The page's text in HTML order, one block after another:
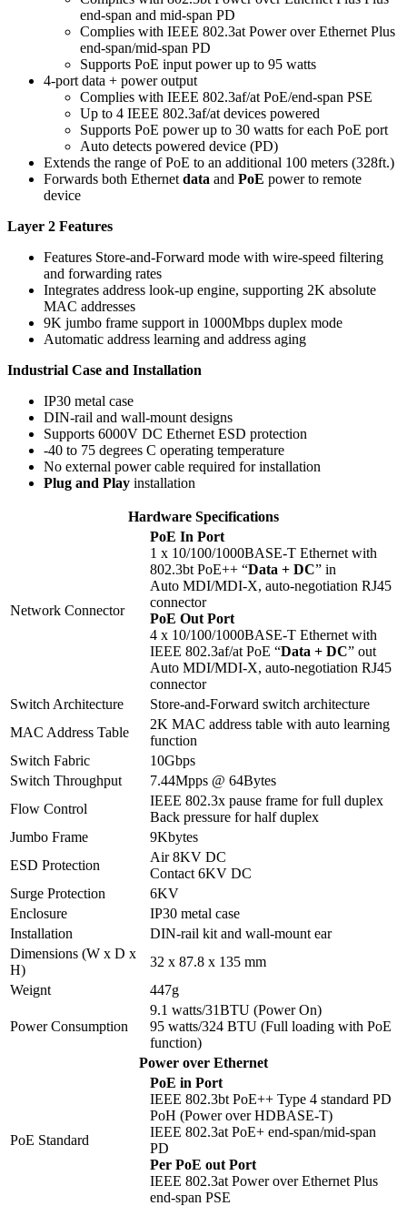
end-span and mid-span PD
Complies with IEEE 802.3at Power over Ethernet Plus
end-span/mid-span PD
Supports PoE input power up to 95 watts
4-port data + power output
Complies with IEEE 802.3af/at PoE/end-span PSE
Up to 4 IEEE 802.3af/at devices powered
Supports PoE power up to 30 watts for each PoE port
Auto detects powered device (PD)
Extends the range of PoE to an additional 100 meters (328ft.)
Forwards both Ethernet data and PoE power to remote
device
Layer 2 Features
Features Store-and-Forward mode with wire-speed filtering
and forwarding rates
Integrates address look-up engine, supporting 2K absolute
MAC addresses
9K jumbo frame support in 1000Mbps duplex mode
Automatic address learning and address aging
Industrial Case and Installation
IP30 metal case
DIN-rail and wall-mount designs
Supports 6000V DC Ethernet ESD protection
-40 to 75 degrees C operating temperature
No external power cable required for installation
Plug and Play installation
Hardware Specifications
Network Connector
PoE In Port
1 x 10/100/1000BASE-T Ethernet with
802.3bt PoE++ “Data + DC” in
Auto MDI/MDI-X, auto-negotiation RJ45
connector
PoE Out Port
4 x 10/100/1000BASE-T Ethernet with
IEEE 802.3af/at PoE “Data + DC” out
Auto MDI/MDI-X, auto-negotiation RJ45
connector
Switch Architecture
Store-and-Forward switch architecture
MAC Address Table
2K MAC address table with auto learning
function
Switch Fabric
10Gbps
Switch Throughput
7.44Mpps @ 64Bytes
Flow Control
IEEE 802.3x pause frame for full duplex
Back pressure for half duplex
Jumbo Frame
9Kbytes
ESD Protection
Air 8KV DC
Contact 6KV DC
Surge Protection
6KV
Enclosure
IP30 metal case
Installation
DIN-rail kit and wall-mount ear
Dimensions (W x D x
H)
32 x 87.8 x 135 mm
Weignt
447g
Power Consumption
9.1 watts/31BTU (Power On)
95 watts/324 BTU (Full loading with PoE
function)
Power over Ethernet
PoE Standard
PoE in Port
IEEE 802.3bt PoE++ Type 4 standard PD
PoH (Power over HDBASE-T)
IEEE 802.3at PoE+ end-span/mid-span
PD
Per PoE out Port
IEEE 802.3at Power over Ethernet Plus
end-span PSE